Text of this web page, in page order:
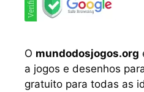
O mundodosjogos.org
a jogos e desenhos
gratuito para todas as